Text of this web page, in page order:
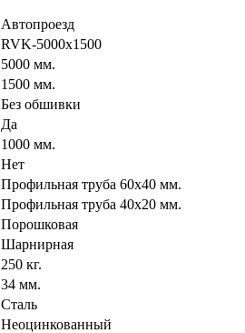
Автопроезд
RVK-5000x1500
5000 мм.
1500 мм.
Без обшивки
Да
1000 мм.
Нет
Профильная труба 60x40 мм.
Профильная труба 40x20 мм.
Порошковая
Шарнирная
250 кг.
34 мм.
Сталь
Неоцинкованный